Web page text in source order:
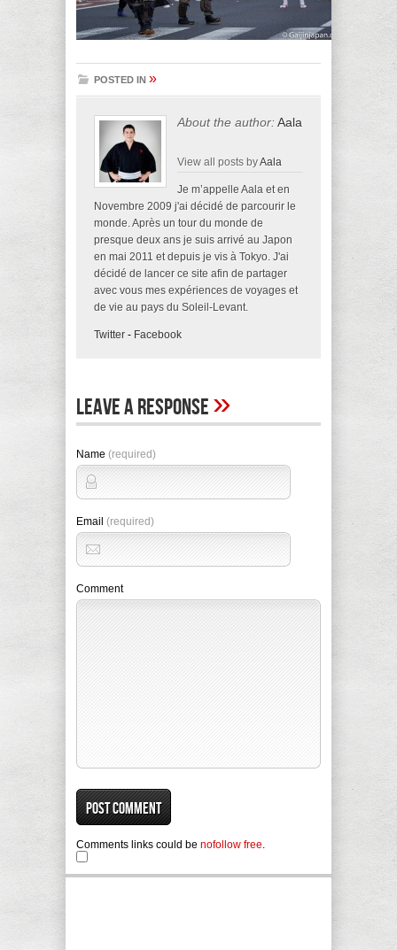
POSTED IN »
About the author:Aala
View all posts byAala
Je m’appelle Aala et en
Novembre 2009 j'ai décidé de parcourir le
monde. Après un tour du monde de
presque deux ans je suis arrivé au Japon
en mai 2011 et depuis je vis à Tokyo. J'ai
décidé de lancer ce site afin de partager
avec vous mes expériences de voyages et
de vie au pays du Soleil-Levant.
Twitter - Facebook
Leave A Response»
Name (required)
Email (required)
Comment
Comments links could be nofollow free.